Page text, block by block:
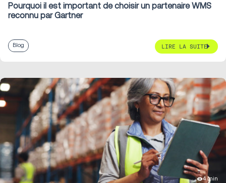
Pourquoi il est important de choisir un partenaire WMS
reconnu par Gartner
Blog LIRE LA SUITE
4 min